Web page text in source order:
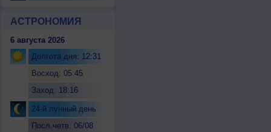
АСТРОНОМИЯ
6 августа 2026
Долгота дня: 12:31
Восход: 05:45
Заход: 18:16
24-й лунный день
Посл.четв. 06/08